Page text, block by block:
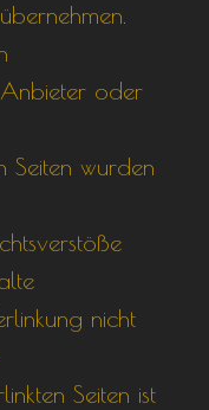
Anbieter oder
Seiten wurden
nicht
Seiten ist